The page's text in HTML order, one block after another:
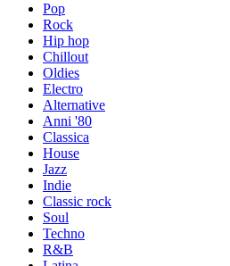
Pop
Rock
Hip hop
Chillout
Oldies
Electro
Alternative
Anni '80
Classica
House
Jazz
Indie
Classic rock
Soul
Techno
R&B